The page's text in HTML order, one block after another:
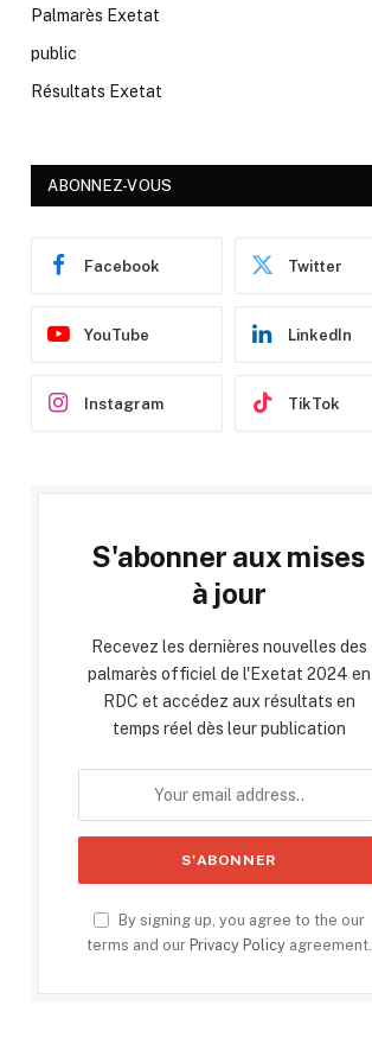
Palmarès Exetat
public
Résultats Exetat
ABONNEZ-VOUS
Facebook Twitter
YouTube LinkedIn
Instagram TikTok
S'abonner aux mises
à jour
Recevez les dernières nouvelles des
palmarès officiel de l'Exetat 2024 en
RDC et accédez aux résultats en
temps réel dès leur publication
By signing up, you agree to the our
terms and our Privacy Policyagreement.